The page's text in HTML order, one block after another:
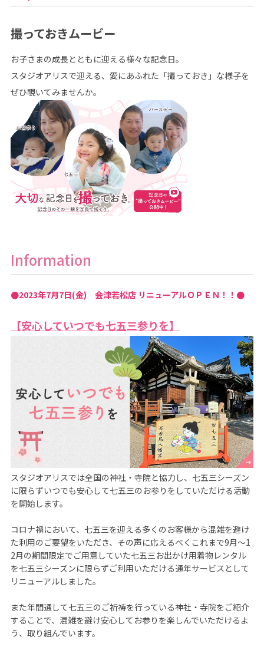
撮っておきムービー
お子さまの成長とともに迎える様々な記念日。
スタジオアリスで迎える、愛にあふれた「撮っておき」な様子を
ぜひ覗いてみませんか。
Information
●2023年7月7日(金) 会津若松店 リニューアルＯＰＥＮ！！●
【安心していつでも七五三参りを】
スタジオアリスでは全国の神社・寺院と協力し、七五三シーズン
に限らずいつでも安心して七五三のお参りをしていただける活動
を開始します。
コロナ禍において、七五三を迎える多くのお客様から混雑を避け
た利用のご要望をいただき、その声に応えるべくこれまで9月～1
2月の期間限定でご用意していた七五三お出かけ用着物レンタル
を七五三シーズンに限らずご利用いただける通年サービスとして
リニューアルしました。
また年間通して七五三のご祈祷を行っている神社・寺院をご紹介
することで、混雑を避け安心してお参りを楽しんでいただけるよ
う、取り組んでいます。